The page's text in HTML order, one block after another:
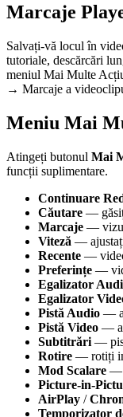
Marcaje
Salvați-vă locul în
tutoriale, descărcări
meniul Mai Multe
→ Marcaje a
Meniu Mai
Atingeți butonul Mai
funcții suplimentare.
Continuare
Căutare —
Marcaje —
Viteză —
Recente —
Preferințe —
Egalizator
Egalizator
Pistă Audio —
Pistă Video —
Subtitrări —
Rotire — rotiți
Mod Scalare —
Picture-in-
AirPlay /
Temporizator